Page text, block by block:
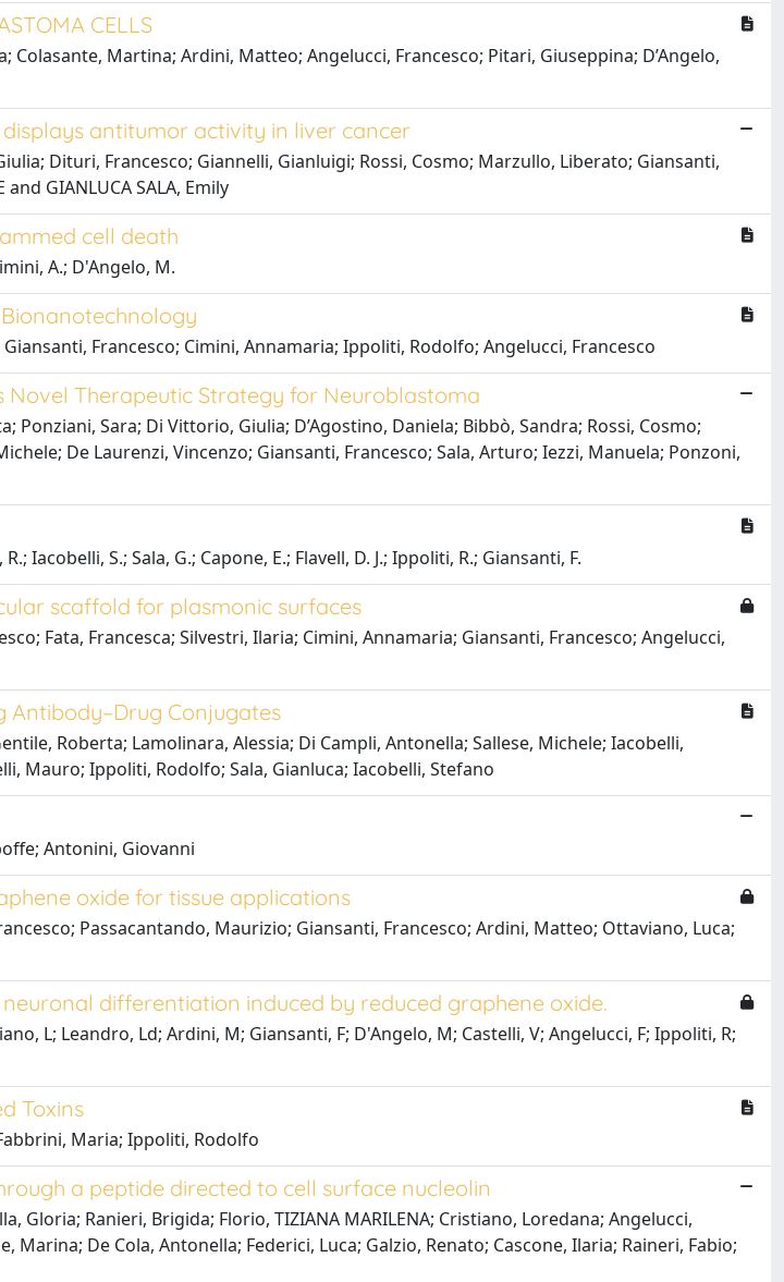
CELLS
Martina; Ardini, Matteo; Angelucci, Francesco; Pitari, Giuseppina; D’Angelo,
displays antitumor activity in liver cancer
Dituri, Francesco; Giannelli, Gianluigi; Rossi, Cosmo; Marzullo, Liberato; Giansanti,
GIANLUCA SALA, Emily
cell death
A.; D'Angelo, M.
Francesco; Cimini, Annamaria; Ippoliti, Rodolfo; Angelucci, Francesco
Novel Therapeutic Strategy for Neuroblastoma
Sara; Di Vittorio, Giulia; D’Agostino, Daniela; Bibbò, Sandra; Rossi, Cosmo;
De Laurenzi, Vincenzo; Giansanti, Francesco; Sala, Arturo; Iezzi, Manuela; Ponzoni,
Iacobelli, S.; Sala, G.; Capone, E.; Flavell, D. J.; Ippoliti, R.; Giansanti, F.
scaffold for plasmonic surfaces
Fata, Francesca; Silvestri, Ilaria; Cimini, Annamaria; Giansanti, Francesco; Angelucci,
Antibody–Drug Conjugates
Roberta; Lamolinara, Alessia; Di Campli, Antonella; Sallese, Michele; Iacobelli,
Mauro; Ippoliti, Rodolfo; Sala, Gianluca; Iacobelli, Stefano
Antonini, Giovanni
oxide for tissue applications
Passacantando, Maurizio; Giansanti, Francesco; Ardini, Matteo; Ottaviano, Luca;
differentiation induced by reduced graphene oxide.
L; Leandro, Ld; Ardini, M; Giansanti, F; D'Angelo, M; Castelli, V; Angelucci, F; Ippoliti, R;
Toxins
Maria; Ippoliti, Rodolfo
a peptide directed to cell surface nucleolin
Gloria; Ranieri, Brigida; Florio, TIZIANA MARILENA; Cristiano, Loredana; Angelucci,
Marina; De Cola, Antonella; Federici, Luca; Galzio, Renato; Cascone, Ilaria; Raineri, Fabio;